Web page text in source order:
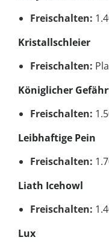
Freischalten:
Kristallschleier
Freischalten:
Königlicher
Freischalten:
Leibhaftige Pein
Freischalten:
Liath Icehowl
Freischalten:
Lux